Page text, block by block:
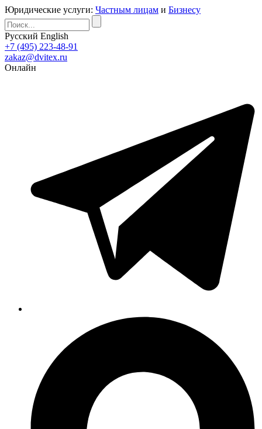
Юридические услуги: Частным лицам и Бизнесу
Русский English
+7 (495) 223-48-91
zakaz@dvitex.ru
Онлайн